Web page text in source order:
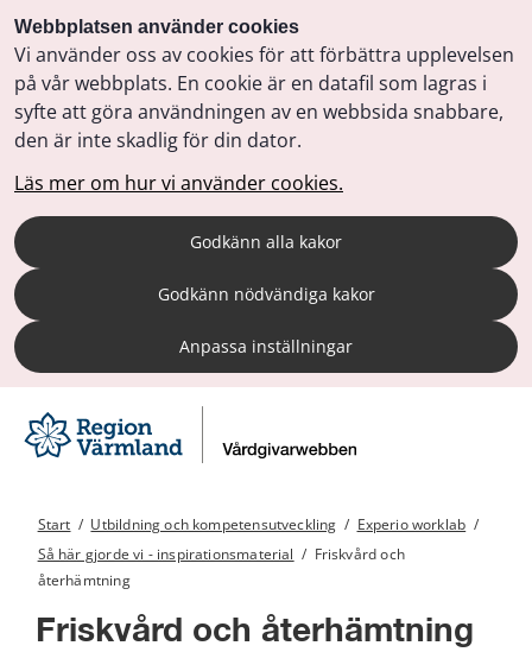
Webbplatsen använder cookies
Vi använder oss av cookies för att förbättra upplevelsen
på vår webbplats. En cookie är en datafil som lagras i
syfte att göra användningen av en webbsida snabbare,
den är inte skadlig för din dator.
Läs mer om hur vi använder cookies.
Godkänn alla kakor
Godkänn nödvändiga kakor
Anpassa inställningar
Start / Utbildning och kompetensutveckling / Experio worklab /
Så här gjorde vi - inspirationsmaterial / Friskvård och
återhämtning
Friskvård och återhämtning